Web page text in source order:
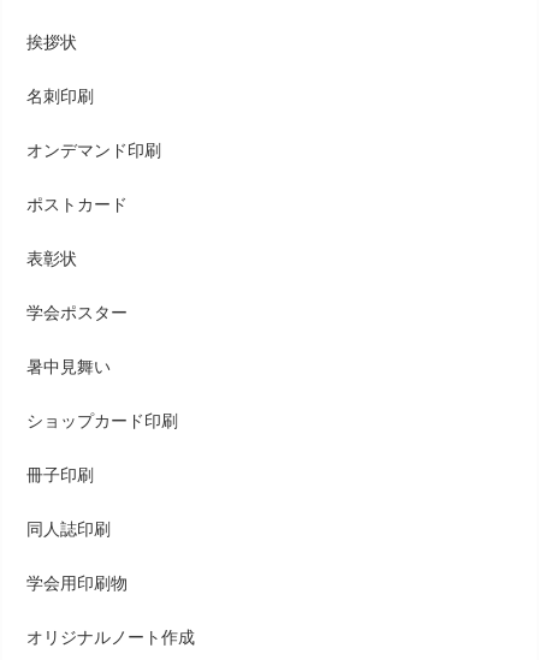
挨拶状
名刺印刷
オンデマンド印刷
ポストカード
表彰状
学会ポスター
暑中見舞い
ショップカード印刷
冊子印刷
同人誌印刷
学会用印刷物
オリジナルノート作成